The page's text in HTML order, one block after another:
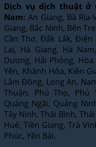
Dịch vụ dịch thuật ở
Nam: An Giang, Bà Rịa-
Giang, Bắc Ninh, Bến
Cần Thơ, Đắk Lắk,
Lai, Hà Giang, Hà
Dương, Hải Phòng,
Yên, Khánh Hòa, Kiên
Lâm Đồng, Long An,
Thuận, Phú Thọ, Phú
Quảng Ngãi, Quảng
Tây Ninh, Thái Bình,
Huế, Tiền Giang, Trà
Phúc, Yên Bái.